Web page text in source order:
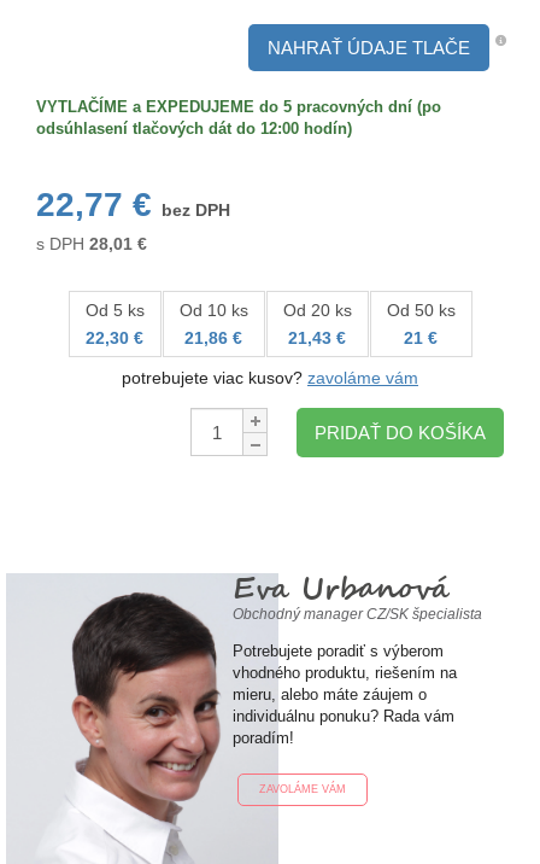
NAHRAŤ ÚDAJE TLAČE
VYTLAČÍME a EXPEDUJEME do 5 pracovných dní (po
odsúhlasení tlačových dát do 12:00 hodín)
22,77 €
bez DPH
s DPH 28,01 €
Od 5 ks
22,30 €
Od 10 ks
21,86 €
Od 20 ks
21,43 €
Od 50 ks
21 €
potrebujete viac kusov? zavoláme vám
Množstvo:
PRIDAŤ DO KOŠÍKA
Eva Urbanová
Obchodný manager CZ/SK špecialista
Potrebujete poradiť s výberom
vhodného produktu, riešením na
mieru, alebo máte záujem o
individuálnu ponuku? Rada vám
poradím!
ZAVOLÁME VÁM